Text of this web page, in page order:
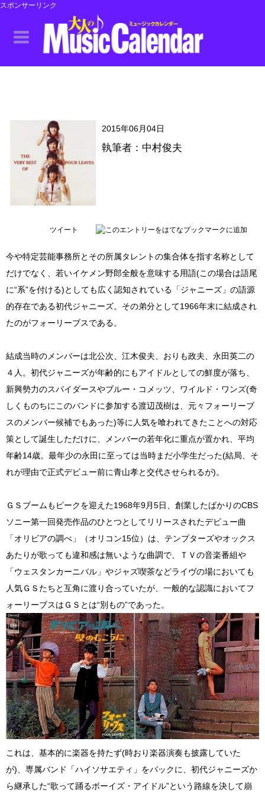
スポンサーリンク
2015年06月04日
執筆者：中村俊夫
ツイート
今や特定芸能事務所とその所属タレントの集合体を指す名称として
だけでなく、若いイケメン野郎全般を意味する用語(この場合は語尾
に“系”を付ける)としても広く認知されている「ジャニーズ」の語源
的存在である初代ジャニーズ。その弟分として1966年末に結成され
たのがフォーリーブスである。
結成当時のメンバーは北公次、江木俊夫、おりも政夫、永田英二の
４人。初代ジャニーズが年齢的にもアイドルとしての鮮度が落ち、
新興勢力のスパイダースやブルー・コメッツ、ワイルド・ワンズ(奇
しくものちにこのバンドに参加する渡辺茂樹は、元々フォーリーブ
スのメンバー候補でもあった)等に人気を喰われてきたことへの対応
策として誕生しただけに、メンバーの若年化に重点が置かれ、平均
年齢14歳。最年少の永田に至っては当時まだ小学生だった(結局、そ
れが理由で正式デビュー前に青山孝と交代させられるが)。
ＧＳブームもピークを迎えた1968年9月5日、創業したばかりのCBS
ソニー第一回発売作品のひとつとしてリリースされたデビュー曲
「オリビアの調べ」（オリコン15位）は、テンプターズやオックス
あたりが歌っても違和感は無いような曲調で、ＴＶの音楽番組や
「ウェスタンカーニバル」やジャズ喫茶などライヴの場においても
人気ＧＳたちと互角に渡り合っていたが、一般的な認識においてフ
ォーリーブスはＧＳとは“別もの”であった。
これは、基本的に楽器を持たず(時おり楽器演奏も披露していた
が)、専属バンド「ハイソサエティ」をバックに、初代ジャニーズか
ら継承した“歌って踊るボーイズ・アイドル”という路線を決して崩